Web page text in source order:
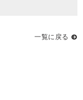
一覧に戻る